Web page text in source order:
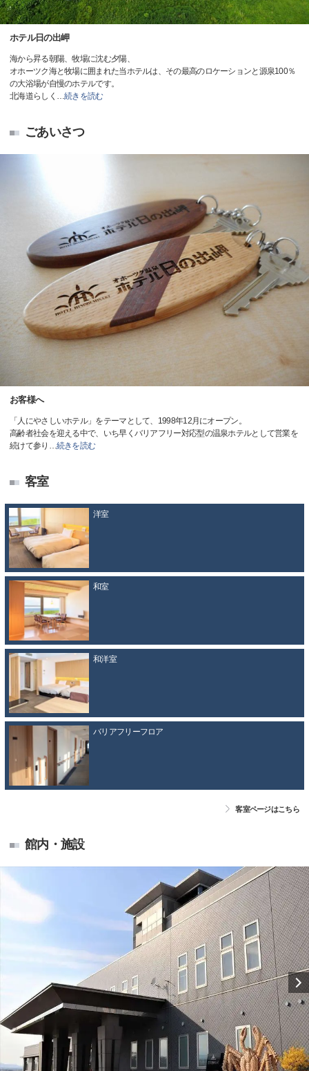
ホテル日の出岬
海から昇る朝陽、牧場に沈む夕陽、
オホーツク海と牧場に囲まれた当ホテルは、その最高のロケーションと源泉100％
の大浴場が自慢のホテルです。
北海道らしく …続きを読む
ごあいさつ
お客様へ
「人にやさしいホテル」をテーマとして、1998年12月にオープン。
高齢者社会を迎える中で、いち早くバリアフリー対応型の温泉ホテルとして営業を
続けて参り …続きを読む
客室
洋室
和室
和洋室
バリアフリーフロア
客室ページはこちら
館内・施設